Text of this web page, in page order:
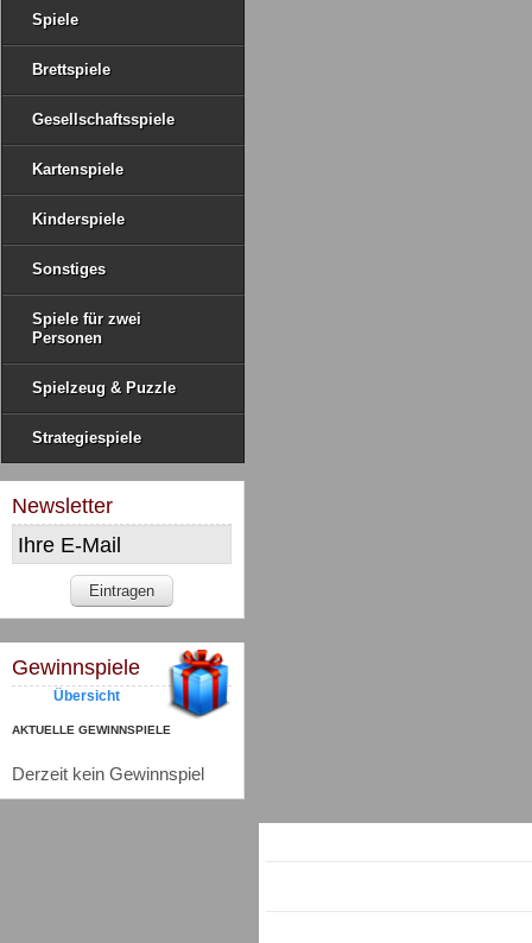
Spiele
Brettspiele
Gesellschaftsspiele
Kartenspiele
Kinderspiele
Sonstiges
Spiele für zwei
Personen
Spielzeug & Puzzle
Strategiespiele
Newsletter
Gewinnspiele
Übersicht
AKTUELLE GEWINNSPIELE
Derzeit kein Gewinnspiel